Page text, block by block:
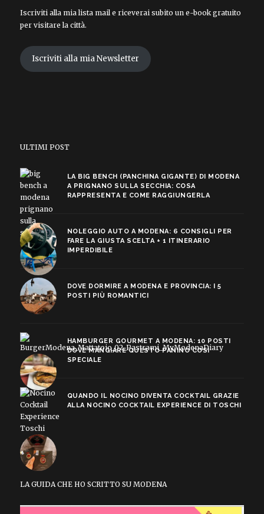
Iscriviti alla mia lista mail e riceverai subito un e-book gratuito
per visitare la città.
Iscriviti alla mia Newsletter
ULTIMI POST
LA BIG BENCH (PANCHINA GIGANTE) DI MODENA
A PRIGNANO SULLA SECCHIA: COSA
RAPPRESENTA E COME RAGGIUNGERLA
NOLEGGIO AUTO A MODENA: 6 CONSIGLI PER
FARE LA GIUSTA SCELTA + 1 ITINERARIO
IMPERDIBILE
DOVE DORMIRE A MODENA E PROVINCIA: I 5
POSTI PIÙ ROMANTICI
HAMBURGER GOURMET A MODENA: 10 POSTI
DOVE MANGIARE QUESTO PANINO COSÌ
SPECIALE
QUANDO IL NOCINO DIVENTA COCKTAIL GRAZIE
ALLA NOCINO COCKTAIL EXPERIENCE DI TOSCHI
LA GUIDA CHE HO SCRITTO SU MODENA